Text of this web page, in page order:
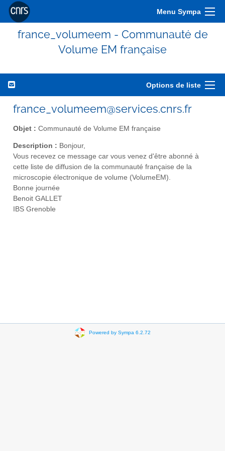
Menu Sympa
france_volumeem - Communauté de
Volume EM française
Options de liste
france_volumeem@services.cnrs.fr
Objet : Communauté de Volume EM française
Description : Bonjour,
Vous recevez ce message car vous venez d'être abonné à
cette liste de diffusion de la communauté française de la
microscopie électronique de volume (VolumeEM).
Bonne journée
Benoit GALLET
IBS Grenoble
Powered by Sympa 6.2.72